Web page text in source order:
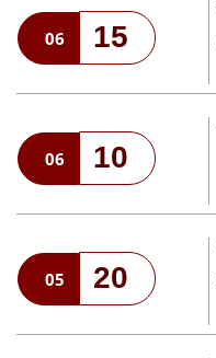
06 15
06 10
05 20